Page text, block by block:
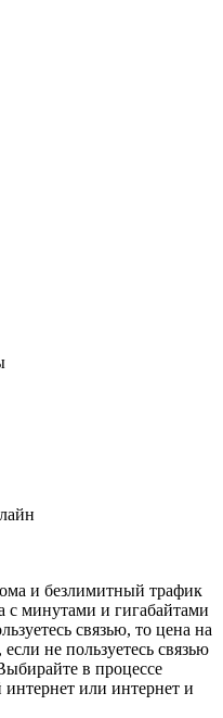
и безлимитный трафик
с минутами и гигабайтами
связью, то цена на
не пользуетесь связью
в процессе
или интернет и